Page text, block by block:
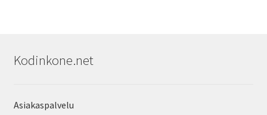
Kodinkone.net
Asiakaspalvelu